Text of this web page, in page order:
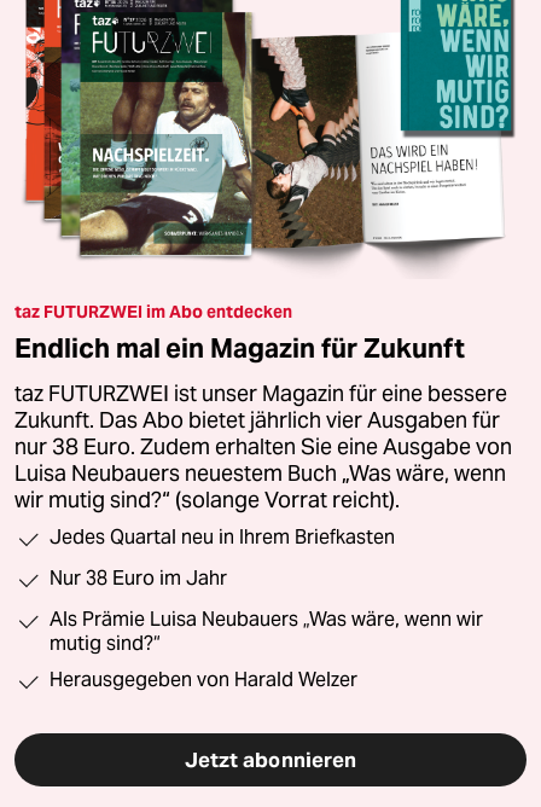
taz FUTURZWEI im Abo entdecken
Endlich mal ein Magazin für Zukunft
taz FUTURZWEI ist unser Magazin für eine bessere
Zukunft. Das Abo bietet jährlich vier Ausgaben für
nur 38 Euro. Zudem erhalten Sie eine Ausgabe von
Luisa Neubauers neuestem Buch „Was wäre, wenn
wir mutig sind?“ (solange Vorrat reicht).
Jedes Quartal neu in Ihrem Briefkasten
Nur 38 Euro im Jahr
Als Prämie Luisa Neubauers „Was wäre, wenn wir
mutig sind?“
Herausgegeben von Harald Welzer
Jetzt abonnieren